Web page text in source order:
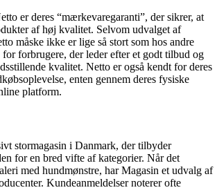
er deres “mærkevaregaranti”, der sikrer, at
af høj kvalitet. Selvom udvalget af
måske ikke er lige så stort som hos andre
forbrugere, der leder efter et godt tilbud og
kvalitet. Netto er også kendt for deres
enten gennem deres fysiske
platform.
stormagasin i Danmark, der tilbyder
for en bred vifte af kategorier. Når det
med hundmønstre, har Magasin et udvalg af
Kundeanmeldelser noterer ofte